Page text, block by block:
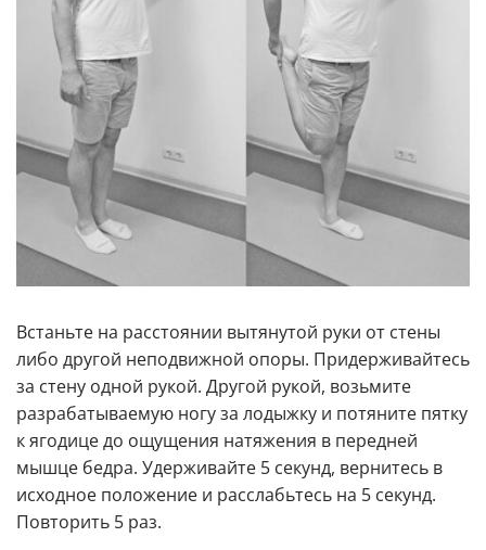
Встаньте на расстоянии вытянутой руки от стены
либо другой неподвижной опоры. Придерживайтесь
за стену одной рукой. Другой рукой, возьмите
разрабатываемую ногу за лодыжку и потяните пятку
к ягодице до ощущения натяжения в передней
мышце бедра. Удерживайте 5 секунд, вернитесь в
исходное положение и расслабьтесь на 5 секунд.
Повторить 5 раз.